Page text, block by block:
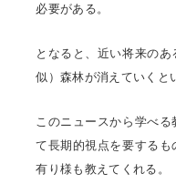
必要がある。
となると、近い将来の
似）森林が消えていくと
このニュースから学べ
て長期的視点を要する
有り様も教えてくれる。